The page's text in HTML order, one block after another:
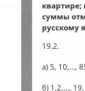
квартире;
суммы
русскому
19.2.
а) 5, 10,...,
б) 1,2,...,